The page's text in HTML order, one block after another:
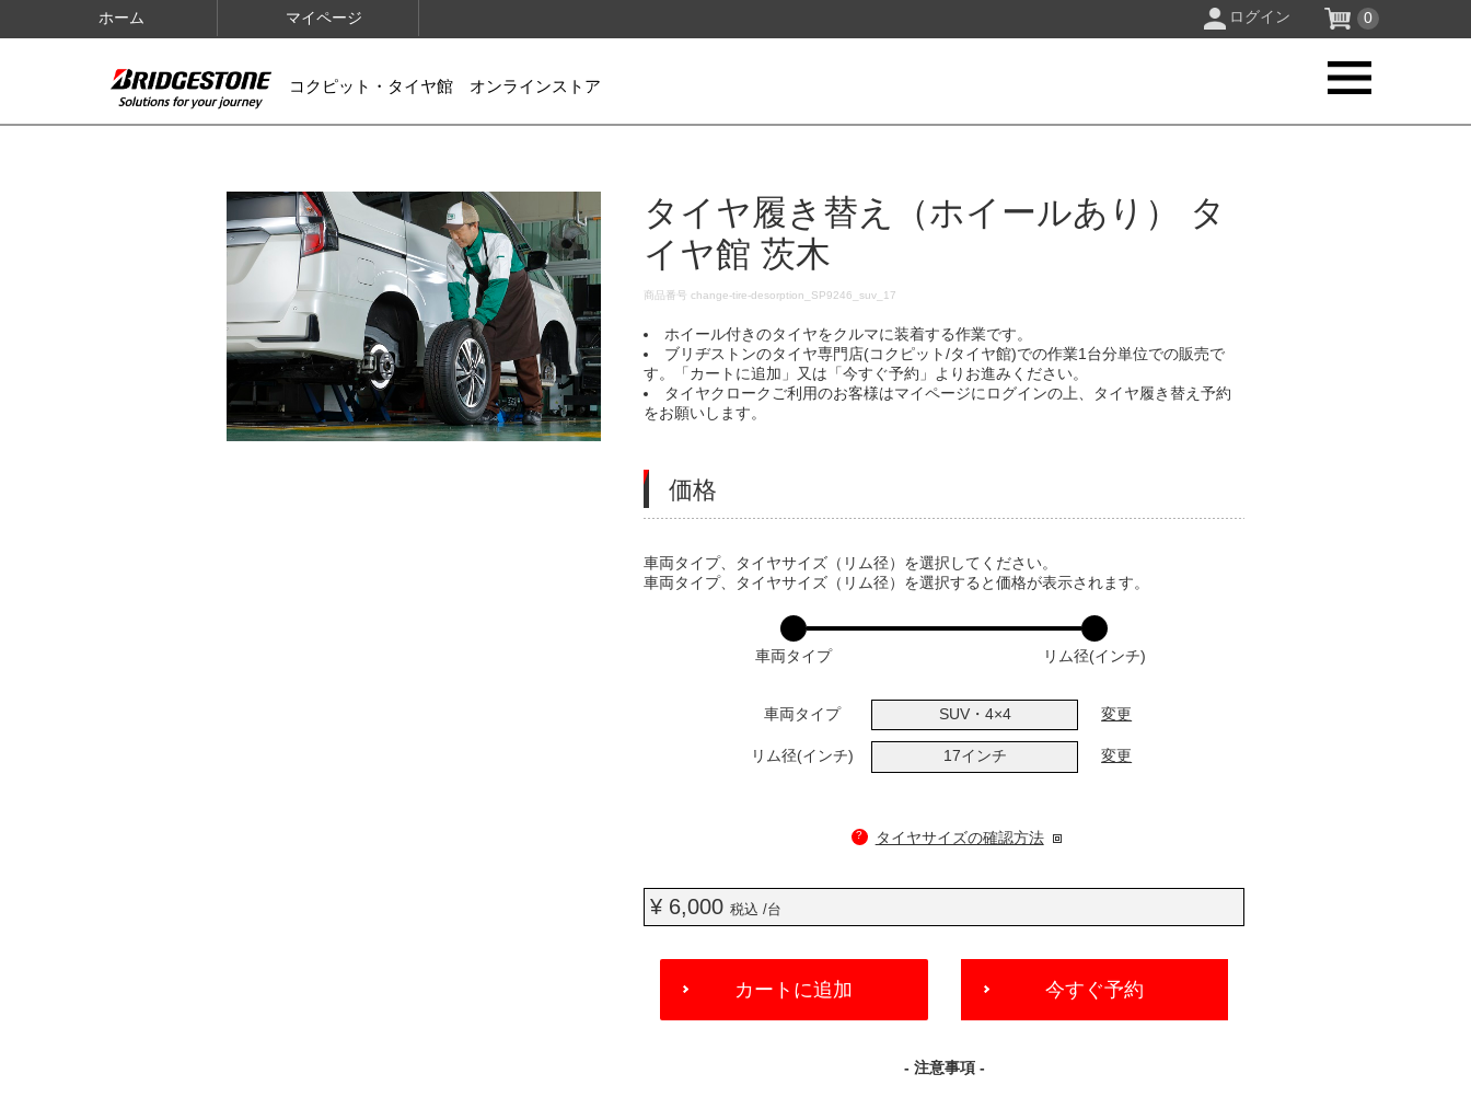
ホーム マイページ ログイン 0
コクピット・タイヤ館 オンラインストア
IMAGES
タイヤ履き替え（ホイールあり） タ
イヤ館 茨木
DETAILS
商品番号change-tire-desorption_SP9246_suv_17
ホイール付きのタイヤをクルマに装着する作業です。
ブリヂストンのタイヤ専門店(コクピット/タイヤ館)での作業1台分単位での販売で
す。「カートに追加」又は「今すぐ予約」よりお進みください。
タイヤクロークご利用のお客様はマイページにログインの上、タイヤ履き替え予約
をお願いします。
価格
VARIATIONS
車両タイプ、タイヤサイズ（リム径）を選択してください。
車両タイプ、タイヤサイズ（リム径）を選択すると価格が表示されます。
車両タイプ リム径(インチ)
車両タイプ SUV・4×4 変更
リム径(インチ) 17インチ 変更
? タイヤサイズの確認方法
¥ 6,000税込 /台
ADD
CART
カートに追加 今すぐ予約
- 注意事項 -